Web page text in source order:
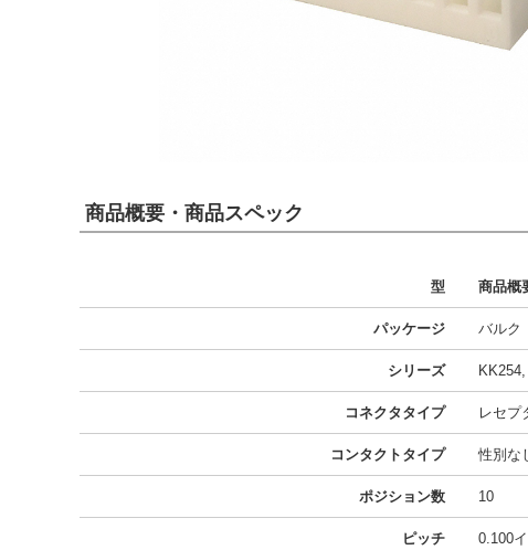
商品概要・商品スペック
型 商品概
パッケージ バルク
シリーズ
コネクタタイプ レセプ
コンタクトタイプ 性別な
ポジション数 10
ピッチ 0.100